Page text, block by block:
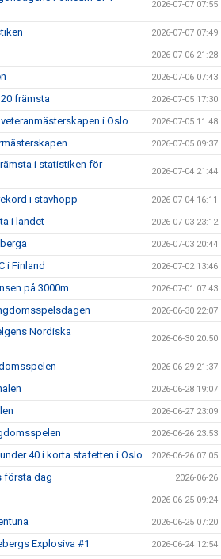
2026-07-07 07:55
2026-07-07 07:49
2026-07-06 21:28
2026-07-06 07:43
främsta 2026-07-05 17:30
i Oslo 2026-07-05 11:48
2026-07-05 09:37
i statistiken för
2026-07-04 21:44
i stavhopp 2026-07-04 16:11
i landet 2026-07-03 23:12
2026-07-03 20:44
i Finland 2026-07-02 13:46
på 3000m 2026-07-01 07:43
2026-06-30 22:07
Nordiska
2026-06-30 20:50
2026-06-29 21:37
2026-06-28 19:07
2026-06-27 23:09
2026-06-26 23:53
40 i korta stafetten i Oslo 2026-06-26 07:05
första dag 2026-06-26
2026-06-25 09:24
2026-06-25 07:20
Explosiva #1 2026-06-24 12:54